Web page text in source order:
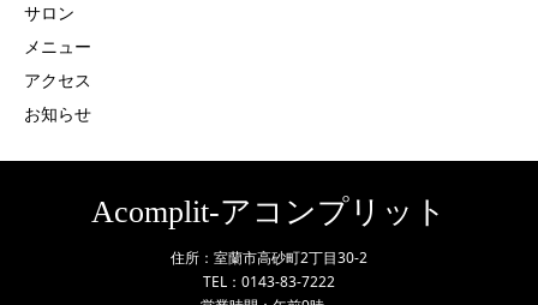
サロン
メニュー
アクセス
お知らせ
Acomplit-アコンプリット
住所：室蘭市高砂町2丁目30-2
TEL：0143-83-7222